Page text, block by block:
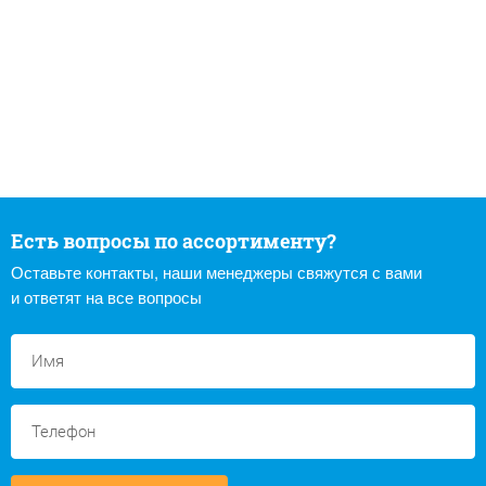
Есть вопросы по ассортименту?
Оставьте контакты, наши менеджеры свяжутся с вами
и ответят на все вопросы